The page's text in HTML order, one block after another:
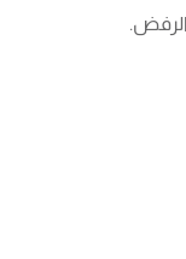
الرفض.